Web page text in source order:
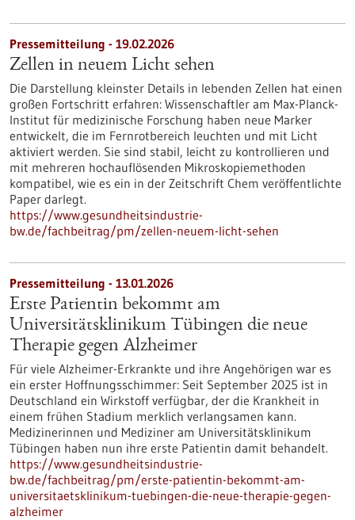
Pressemitteilung - 19.02.2026
Zellen in neuem Licht sehen
Die Darstellung kleinster Details in lebenden Zellen hat einen
großen Fortschritt erfahren: Wissenschaftler am Max-Planck-
Institut für medizinische Forschung haben neue Marker
entwickelt, die im Fernrotbereich leuchten und mit Licht
aktiviert werden. Sie sind stabil, leicht zu kontrollieren und
mit mehreren hochauflösenden Mikroskopiemethoden
kompatibel, wie es ein in der Zeitschrift Chem veröffentlichte
Paper darlegt.
https://www.gesundheitsindustrie-
bw.de/fachbeitrag/pm/zellen-neuem-licht-sehen
Pressemitteilung - 13.01.2026
Erste Patientin bekommt am
Universitätsklinikum Tübingen die neue
Therapie gegen Alzheimer
Für viele Alzheimer-Erkrankte und ihre Angehörigen war es
ein erster Hoffnungsschimmer: Seit September 2025 ist in
Deutschland ein Wirkstoff verfügbar, der die Krankheit in
einem frühen Stadium merklich verlangsamen kann.
Medizinerinnen und Mediziner am Universitätsklinikum
Tübingen haben nun ihre erste Patientin damit behandelt.
https://www.gesundheitsindustrie-
bw.de/fachbeitrag/pm/erste-patientin-bekommt-am-
universitaetsklinikum-tuebingen-die-neue-therapie-gegen-
alzheimer